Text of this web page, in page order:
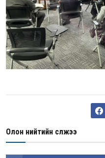
Олон нийтийн сүлжээ